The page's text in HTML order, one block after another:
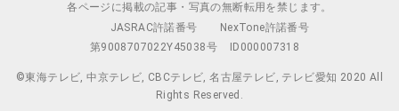
各ページに掲載の記事・写真の無断転用を禁じます。
JASRAC許諾番号
NexTone許諾番号
第9008707022Y45038号
ID000007318
©東海テレビ, 中京テレビ, CBCテレビ, 名古屋テレビ, テレビ愛知 2020 All
Rights Reserved.